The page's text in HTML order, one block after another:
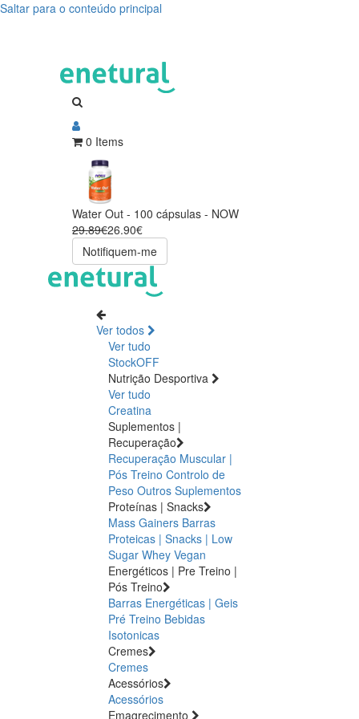
Saltar para o conteúdo principal
0 Items
Water Out - 100 cápsulas - NOW
29.89€26.90€
Notifiquem-me
Ver todos
Ver tudo
StockOFF
Nutrição Desportiva
Ver tudo
Creatina
Suplementos |
Recuperação
Recuperação Muscular |
Pós Treino Controlo de
Peso Outros Suplementos
Proteínas | Snacks
Mass Gainers Barras
Proteicas | Snacks | Low
Sugar Whey Vegan
Energéticos | Pre Treino |
Pós Treino
Barras Energéticas | Geis
Pré Treino Bebidas
Isotonicas
Cremes
Cremes
Acessórios
Acessórios
Emagrecimento